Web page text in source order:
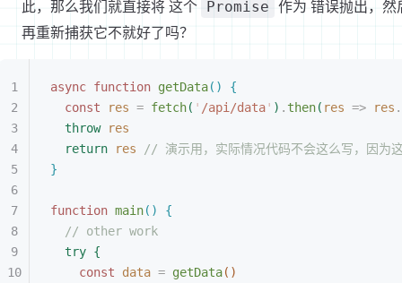
此，那么我们就直接将 这个 Promise 作为 错误抛出，然
再重新捕获它不就好了吗？
async function getData( )
{
const
res = fetch( ' /api/data' ) . then( res => res .
throw res
return res // 演示用，实际情况代码不会这么写，因为
}
function main( )
{
// other work
try {
const data = getData( )